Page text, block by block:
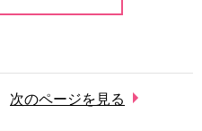
次のページを見る